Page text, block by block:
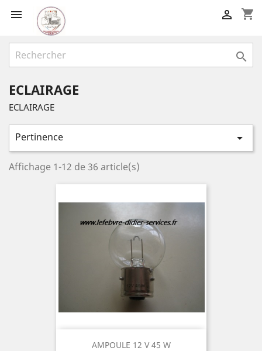
 shopping_cart


ECLAIRAGE
ECLAIRAGE
Pertinence 
Affichage 1-12 de 36 article(s)
AMPOULE 12 V 45 W